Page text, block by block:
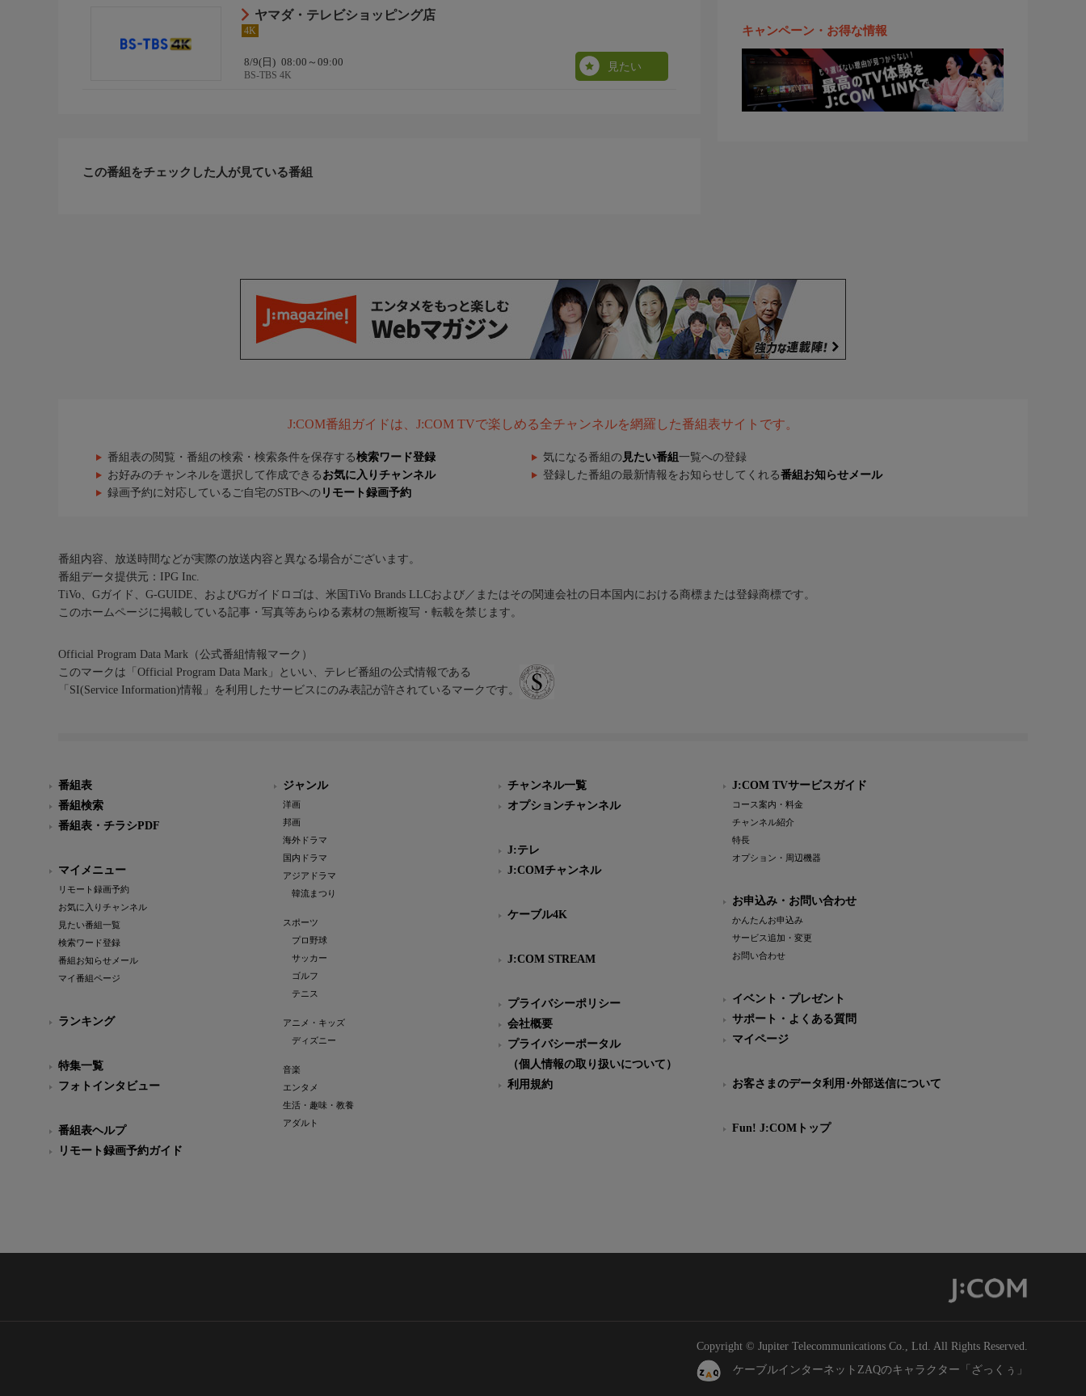
ヤマダ・テレビショッピング店
4K
8/9(日) 08:00～09:00
BS-TBS 4K
見たい
この番組をチェックした人が見ている番組
キャンペーン・お得な情報
J:COM番組ガイドは、J:COM TVで楽しめる全チャンネルを網羅した番組表サイトです。
番組表の閲覧・番組の検索・検索条件を保存する検索ワード登録 気になる番組の 見たい番組 一覧への登録
お好みのチャンネルを選択して作成できる お気に入りチャンネル 登録した番組の最新情報をお知らせしてくれる番組お知らせメール
録画予約に対応しているご自宅のSTBへの リモート録画予約
番組内容、放送時間などが実際の放送内容と異なる場合がございます。
番組データ提供元：IPG Inc.
TiVo、Gガイド、G-GUIDE、およびGガイドロゴは、米国TiVo Brands LLCおよび／またはその関連会社の日本国内における商標または登録商標です。
このホームページに掲載している記事・写真等あらゆる素材の無断複写・転載を禁じます。
Official Program Data Mark（公式番組情報マーク）
このマークは「Official Program Data Mark」といい、テレビ番組の公式情報である
「SI(Service Information)情報」を利用したサービスにのみ表記が許されているマークです。
番組表
番組検索
番組表・チラシPDF
マイメニュー
リモート録画予約
お気に入りチャンネル
見たい番組一覧
検索ワード登録
番組お知らせメール
マイ番組ページ
ランキング
特集一覧
フォトインタビュー
番組表ヘルプ
リモート録画予約ガイド
ジャンル
洋画
邦画
海外ドラマ
国内ドラマ
アジアドラマ
韓流まつり
スポーツ
プロ野球
サッカー
ゴルフ
テニス
アニメ・キッズ
ディズニー
音楽
エンタメ
生活・趣味・教養
アダルト
チャンネル一覧
オプションチャンネル
J:テレ
J:COMチャンネル
ケーブル4K
J:COM STREAM
プライバシーポリシー
会社概要
プライバシーポータル
（個人情報の取り扱いについて）
利用規約
J:COM TVサービスガイド
コース案内・料金
チャンネル紹介
特長
オプション・周辺機器
お申込み・お問い合わせ
かんたんお申込み
サービス追加・変更
お問い合わせ
イベント・プレゼント
サポート・よくある質問
マイページ
お客さまのデータ利用･外部送信について
Fun! J:COMトップ
Copyright © Jupiter Telecommunications Co., Ltd. All Rights Reserved.
ケーブルインターネットZAQのキャラクター「ざっくぅ」